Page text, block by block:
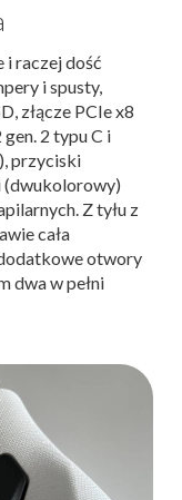
i raczej dość
i spusty,
złącze PCIe x8
2 typu C i
przyciski
(dwukolorowy)
Z tyłu z
cała
otwory
dwa w pełni